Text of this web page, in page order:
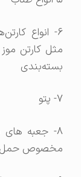
۶- انواع
مثل کارتن موز
بسته‌بندی
۸- جعبه های
مخصوص حمل میوه